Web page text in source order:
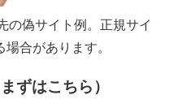
の偽サイト例。正規サイ
合があります。
ずはこちら）